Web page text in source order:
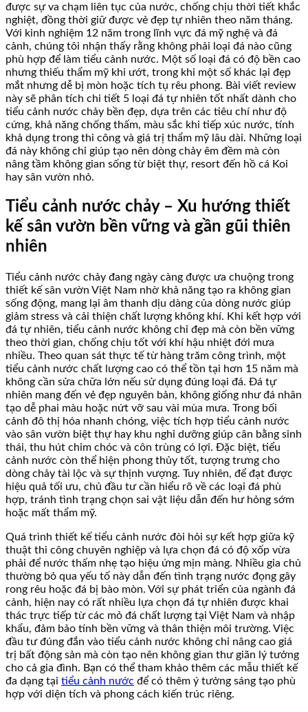
được sự va chạm liên tục của nước, chống chịu thời tiết khắc
nghiệt, đồng thời giữ được vẻ đẹp tự nhiên theo năm tháng.
Với kinh nghiệm 12 năm trong lĩnh vực đá mỹ nghệ và đá
cảnh, chúng tôi nhận thấy rằng không phải loại đá nào cũng
phù hợp để làm tiểu cảnh nước. Một số loại đá có độ bền cao
nhưng thiếu thẩm mỹ khi ướt, trong khi một số khác lại đẹp
mắt nhưng dễ bị mòn hoặc tích tụ rêu phong. Bài viết review
này sẽ phân tích chi tiết 5 loại đá tự nhiên tốt nhất dành cho
tiểu cảnh nước chảy bền đẹp, dựa trên các tiêu chí như độ
cứng, khả năng chống thấm, màu sắc khi tiếp xúc nước, tính
khả dụng trong thi công và giá trị thẩm mỹ lâu dài. Những loại
đá này không chỉ giúp tạo nên dòng chảy êm đềm mà còn
nâng tầm không gian sống từ biệt thự, resort đến hồ cá Koi
hay sân vườn nhỏ.
Tiểu cảnh nước chảy – Xu hướng thiết
kế sân vườn bền vững và gần gũi thiên
nhiên
Tiểu cảnh nước chảy đang ngày càng được ưa chuộng trong
thiết kế sân vườn Việt Nam nhờ khả năng tạo ra không gian
sống động, mang lại âm thanh dịu dàng của dòng nước giúp
giảm stress và cải thiện chất lượng không khí. Khi kết hợp với
đá tự nhiên, tiểu cảnh nước không chỉ đẹp mà còn bền vững
theo thời gian, chống chịu tốt với khí hậu nhiệt đới mưa
nhiều. Theo quan sát thực tế từ hàng trăm công trình, một
tiểu cảnh nước chất lượng cao có thể tồn tại hơn 15 năm mà
không cần sửa chữa lớn nếu sử dụng đúng loại đá. Đá tự
nhiên mang đến vẻ đẹp nguyên bản, không giống như đá nhân
tạo dễ phai màu hoặc nứt vỡ sau vài mùa mưa. Trong bối
cảnh đô thị hóa nhanh chóng, việc tích hợp tiểu cảnh nước
vào sân vườn biệt thự hay khu nghỉ dưỡng giúp cân bằng sinh
thái, thu hút chim chóc và côn trùng có lợi. Đặc biệt, tiểu
cảnh nước còn thể hiện phong thủy tốt, tượng trưng cho
dòng chảy tài lộc và sự thịnh vượng. Tuy nhiên, để đạt được
hiệu quả tối ưu, chủ đầu tư cần hiểu rõ về các loại đá phù
hợp, tránh tình trạng chọn sai vật liệu dẫn đến hư hỏng sớm
hoặc mất thẩm mỹ.
Quá trình thiết kế tiểu cảnh nước đòi hỏi sự kết hợp giữa kỹ
thuật thi công chuyên nghiệp và lựa chọn đá có độ xốp vừa
phải để nước thấm nhẹ tạo hiệu ứng mịn màng. Nhiều gia chủ
thường bỏ qua yếu tố này dẫn đến tình trạng nước đọng gây
rong rêu hoặc đá bị bào mòn. Với sự phát triển của ngành đá
cảnh, hiện nay có rất nhiều lựa chọn đá tự nhiên được khai
thác trực tiếp từ các mỏ đá chất lượng tại Việt Nam và nhập
khẩu, đảm bảo tính bền vững và thân thiện môi trường. Việc
đầu tư đúng đắn vào tiểu cảnh nước không chỉ nâng cao giá
trị bất động sản mà còn tạo nên không gian thư giãn lý tưởng
cho cả gia đình. Bạn có thể tham khảo thêm các mẫu thiết kế
đa dạng tại tiểu cảnh nước để có thêm ý tưởng sáng tạo phù
hợp với diện tích và phong cách kiến trúc riêng.